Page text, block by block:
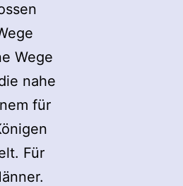
Wege
nahe
für
Für